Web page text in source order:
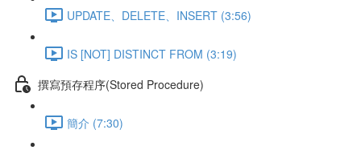
UPDATE、DELETE、INSERT (3:56)
IS [NOT] DISTINCT FROM (3:19)
撰寫預存程序(Stored Procedure)
簡介 (7:30)